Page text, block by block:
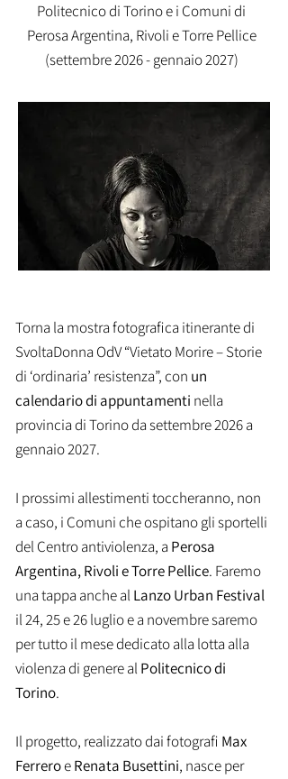
Politecnico di Torino e i Comuni di
Perosa Argentina, Rivoli e Torre Pellice
(settembre 2026 - gennaio 2027)
Torna la mostra fotografica itinerante di
SvoltaDonna OdV “Vietato Morire – Storie
di ‘ordinaria’ resistenza”, con un
calendario di appuntamenti nella
provincia di Torino da settembre 2026 a
gennaio 2027.
I prossimi allestimenti toccheranno, non
a caso, i Comuni che ospitano gli sportelli
del Centro antiviolenza, a Perosa
Argentina, Rivoli e Torre Pellice. Faremo
una tappa anche al Lanzo Urban Festival
il 24, 25 e 26 luglio e a novembre saremo
per tutto il mese dedicato alla lotta alla
violenza di genere al Politecnico di
Torino.
Il progetto, realizzato dai fotografi Max
FerreroeRenata Busettini, nasce per